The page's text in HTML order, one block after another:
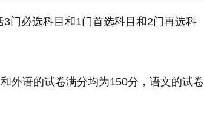
门必选科目和1门首选科目和2门再选科
外语的试卷满分均为150分，语文的试卷